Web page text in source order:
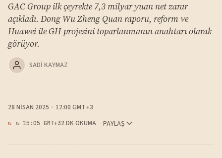
GAC Group ilk çeyrekte 7,3 milyar yuan net zarar
açıkladı. Dong Wu Zheng Quan raporu, reform ve
Huawei ile GH projesini toparlanmanın anahtarı olarak
görüyor.
SADI KAYMAZ
28 NISAN 2025 12:00 GMT+3
↻ 15:05 GMT+32 DK OKUMA PAYLAŞ